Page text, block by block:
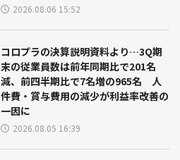
2026.08.06 15:52
コロプラの決算説明資料より…3Q期
末の従業員数は前年同期比で201名
減、前四半期比で7名増の965名 人
件費・賞与費用の減少が利益率改善の
一因に
2026.08.05 16:39